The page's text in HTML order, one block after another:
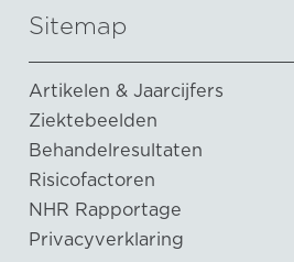
Sitemap
Artikelen & Jaarcijfers
Ziektebeelden
Behandelresultaten
Risicofactoren
NHR Rapportage
Privacyverklaring